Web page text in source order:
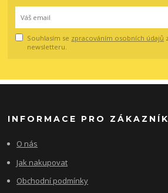
Souhlasím se zpracováním osobních údajů
newsletteru.
INFORMACE PRO
O nás
Jak nakupovat
Obchodní podmínky